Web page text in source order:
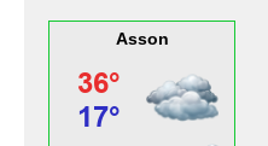
Asson